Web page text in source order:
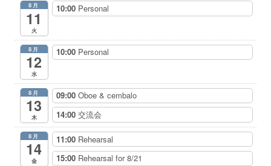
8月
11
火
10:00 Personal
8月
12
水
10:00 Personal
8月
13
木
09:00 Oboe & cembalo
14:00 交流会
8月
14
金
11:00 Rehearsal
15:00 Rehearsal for 8/21